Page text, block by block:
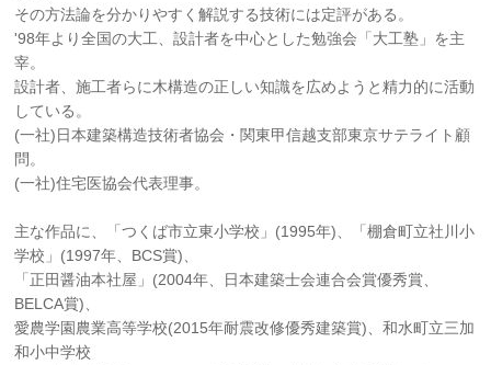
その方法論を分かりやすく解説する技術には定評がある。
'98年より全国の大工、設計者を中心とした勉強会「大工塾」を主
宰。
設計者、施工者らに木構造の正しい知識を広めようと精力的に活動
している。
(一社)日本建築構造技術者協会・関東甲信越支部東京サテライト顧
問。
(一社)住宅医協会代表理事。
主な作品に、「つくば市立東小学校」(1995年)、「棚倉町立社川小
学校」(1997年、BCS賞)、
「正田醤油本社屋」(2004年、日本建築士会連合会賞優秀賞、
BELCA賞)、
愛農学園農業高等学校(2015年耐震改修優秀建築賞)、和水町立三加
和小中学校